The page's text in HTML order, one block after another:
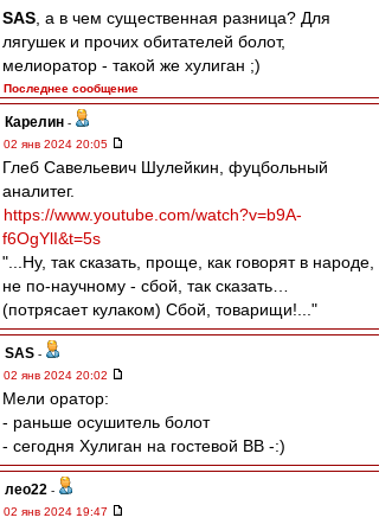
SAS , а в чем существенная разница? Для
лягушек и прочих обитателей болот,
мелиоратор - такой же хулиган ;)
Последнее сообщение
Карелин -
02 янв 2024 20:05
Глеб Савельевич Шулейкин, фуцбольный
аналитег.
https://www.youtube.com/watch?v=b9A-
f6OgYlI&t=5s
"...Ну, так сказать, проще, как говорят в народе,
не по-научному - сбой, так сказать…
(потрясает кулаком) Сбой, товарищи!..."
SAS -
02 янв 2024 20:02
Мели оратор:
- раньше осушитель болот
- сегодня Хулиган на гостевой ВВ -:)
лео22 -
02 янв 2024 19:47